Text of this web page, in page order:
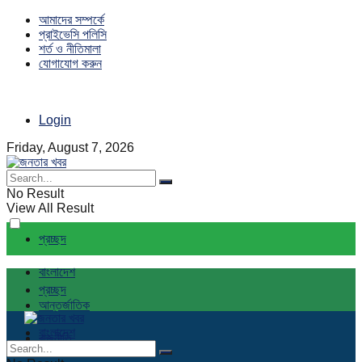
আমাদের সম্পর্কে
প্রাইভেসি পলিসি
শর্ত ও নীতিমালা
যোগাযোগ করুন
Login
Friday, August 7, 2026
No Result
View All Result
প্রচ্ছদ
বাংলাদেশ
আন্তর্জাতিক
রাজনীতি
প্রচ্ছদ
বাংলাদেশ